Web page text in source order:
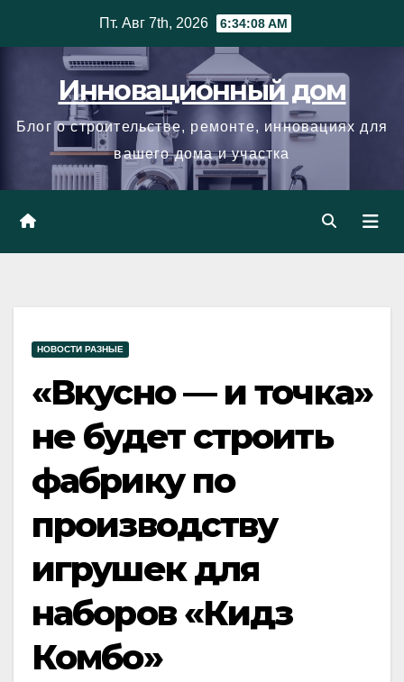
Пт. Авг 7th, 2026 6:34:09 AM
Инновационный дом
Блог о строительстве, ремонте, инновациях для
вашего дома и участка
НОВОСТИ РАЗНЫЕ
«Вкусно — и точка»
не будет строить
фабрику по
производству
игрушек для
наборов «Кидз
Комбо»